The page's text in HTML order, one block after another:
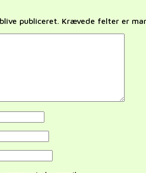
publiceret. Krævede felter er